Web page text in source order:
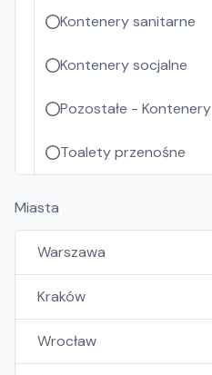
Kontenery sanitarne
Kontenery socjalne
Pozostałe - Kontenery
Toalety przenośne
Miasta
Warszawa
Kraków
Wrocław